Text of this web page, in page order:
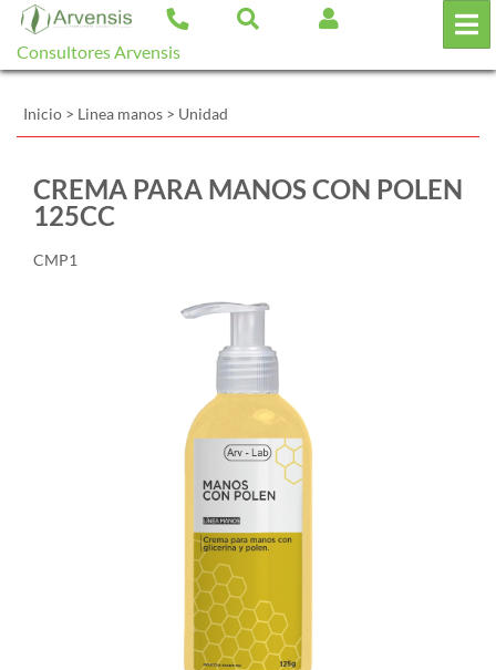
Consultores Arvensis
Inicio > Linea manos > Unidad
CREMA PARA MANOS CON POLEN
125CC
CMP1